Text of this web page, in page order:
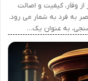
وقار، کیفیت و اصالت
به فرد به شمار می رود.
به عنوان یک…